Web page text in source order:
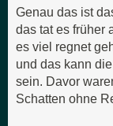
Genau das ist
das tat es früher
es viel regnet
und das kann
sein. Davor
Schatten ohne